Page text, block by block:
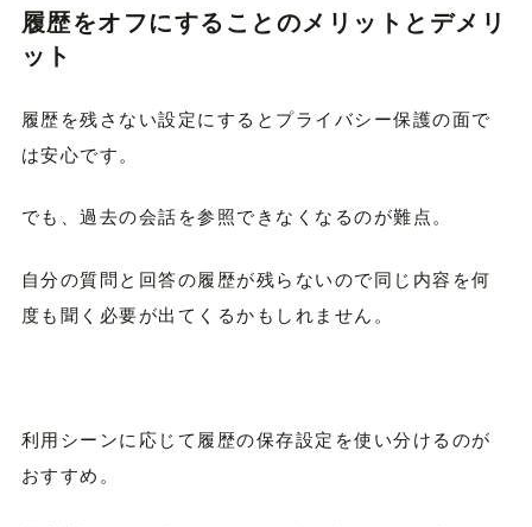
履歴をオフにすることのメリットとデメリ
ット
履歴を残さない設定にするとプライバシー保護の面で
は安心です。
でも、過去の会話を参照できなくなるのが難点。
自分の質問と回答の履歴が残らないので同じ内容を何
度も聞く必要が出てくるかもしれません。
利用シーンに応じて履歴の保存設定を使い分けるのが
おすすめ。